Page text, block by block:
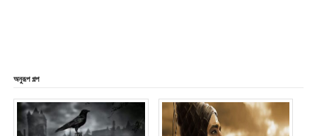
অনুরূপ গল্প